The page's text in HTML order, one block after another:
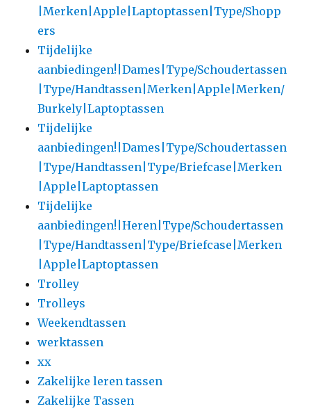
|Merken|Apple|Laptoptassen|Type/Shopp
ers
Tijdelijke
aanbiedingen!|Dames|Type/Schoudertassen
|Type/Handtassen|Merken|Apple|Merken/
Burkely|Laptoptassen
Tijdelijke
aanbiedingen!|Dames|Type/Schoudertassen
|Type/Handtassen|Type/Briefcase|Merken
|Apple|Laptoptassen
Tijdelijke
aanbiedingen!|Heren|Type/Schoudertassen
|Type/Handtassen|Type/Briefcase|Merken
|Apple|Laptoptassen
Trolley
Trolleys
Weekendtassen
werktassen
xx
Zakelijke leren tassen
Zakelijke Tassen